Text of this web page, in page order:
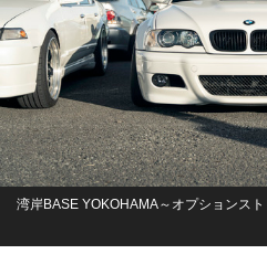
湾岸BASE YOKOHAMA～オプションス